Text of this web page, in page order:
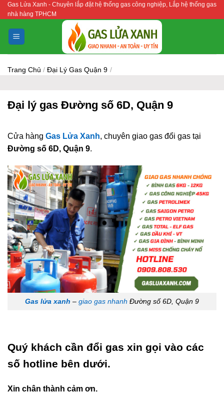
Bỏ
qua
nội
dung
Gas Lửa Xanh - Chuyên lắp đặt hệ thống gas công nghiệp, Lắp hệ thống gas
nhà hàng TPHCM
Trang Chủ / Đại Lý Gas Quận 9 /
Đại lý gas Đường số 6D, Quận 9
Cửa hàng Gas Lửa Xanh, chuyên giao gas đổi gas tại
Đường số 6D, Quận 9.
Gas lửa xanh – giao gas nhanh Đường số 6D, Quận 9
Quý khách cần đổi gas xin gọi vào các
số hotline bên dưới.
Xin chân thành cảm ơn.